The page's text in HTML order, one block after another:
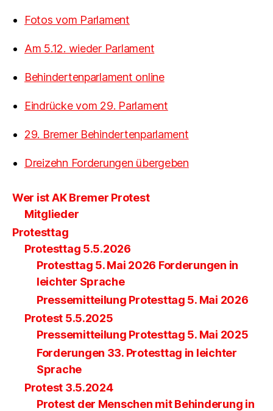
Fotos vom Parlament
Am 5.12. wieder Parlament
Behindertenparlament online
Eindrücke vom 29. Parlament
29. Bremer Behindertenparlament
Dreizehn Forderungen übergeben
Wer ist AK Bremer Protest
Mitglieder
Protesttag
Protesttag 5.5.2026
Protesttag 5. Mai 2026 Forderungen in
leichter Sprache
Pressemitteilung Protesttag 5. Mai 2026
Protest 5.5.2025
Pressemitteilung Protesttag 5. Mai 2025
Forderungen 33. Protesttag in leichter
Sprache
Protest 3.5.2024
Protest der Menschen mit Behinderung in